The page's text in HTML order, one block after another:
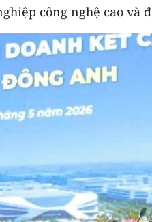
công nghệ cao và